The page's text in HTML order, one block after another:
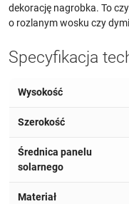
dekorację nagrobka. To
o rozlanym wosku czy
Specyfikacja
Wysokość
Szerokość
Średnica panelu
solarnego
Materiał